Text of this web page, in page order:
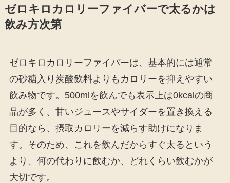
ゼロキロカロリーファイバーで太るかは
飲み方次第
ゼロキロカロリーファイバーは、基本的には通常
の砂糖入り炭酸飲料よりもカロリーを抑えやすい
飲み物です。500mlを飲んでも表示上は0kcalの商
品が多く、甘いジュースやサイダーを置き換える
目的なら、摂取カロリーを減らす助けになりま
す。そのため、これを飲んだからすぐ太るという
より、何の代わりに飲むか、どれくらい飲むかが
大切です。